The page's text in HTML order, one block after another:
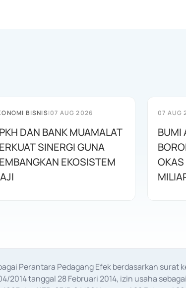
BISNIS|07 AUG 2026
DAN BANK MUAMALAT
SINERGI GUNA
EKOSISTEM
07 AUG
BUMI
Perantara Pedagang Efek berdasarkan surat
2014 tanggal 28 Februari 2014, izin usaha